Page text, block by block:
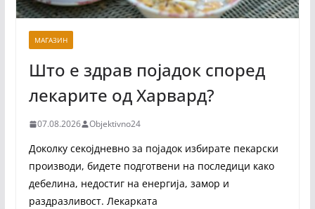
МАГАЗИН
Што е здрав појадок според
лекарите од Харвард?
07.08.2026 Objektivno24
Доколку секојдневно за појадок избирате пекарски
производи, бидете подготвени на последици како
дебелина, недостиг на енергија, замор и
раздразливост. Лекарката